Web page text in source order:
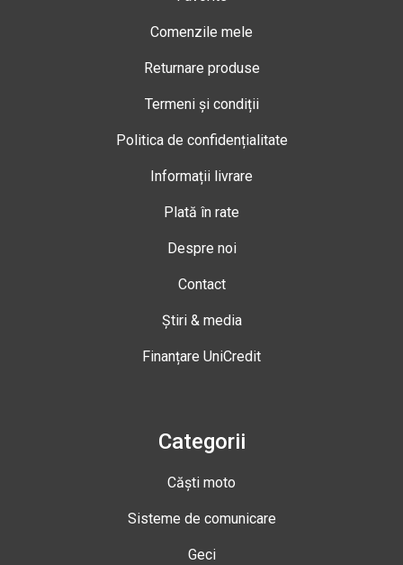
Comenzile mele
Returnare produse
Termeni și condiții
Politica de confidențialitate
Informații livrare
Plată în rate
Despre noi
Contact
Știri & media
Finanțare UniCredit
Categorii
Căști moto
Sisteme de comunicare
Geci